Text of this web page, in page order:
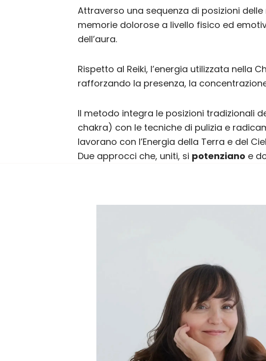
Attraverso una sequenza di posizioni
memorie dolorose a livello fisico ed
dell’aura.
Rispetto al Reiki, l’energia utilizzata nella
rafforzando la presenza, la
Il metodo integra le posizioni tradizionali
chakra) con le tecniche di pulizia e
lavorano con l’Energia della Terra e del
Due approcci che, uniti, si potenziano e